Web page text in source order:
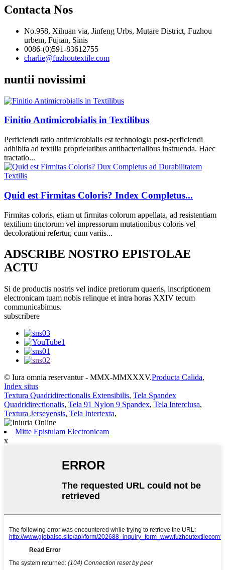
Contacta Nos
No.958, Xihuan via, Jinfeng Urbs, Mutare District, Fuzhou
urbem, Fujian, Sinis
0086-(0)591-83612755
charlie@fuzhoutextile.com
nuntii novissimi
Finitio Antimicrobialis in Textilibus
Perficiendi ratio antimicrobialis est technologia post-perficiendi
adhibita ad textilia proprietatibus antibacterialibus instruenda. Haec
tractatio...
Quid est Firmitas Coloris? Index Completus...
Firmitas coloris, etiam ut firmitas colorum appellata, ad resistentiam
textilium tinctorum vel impressorum mutationibus coloris vel
decolorationi refertur, cum variis...
ADSCRIBE NOSTRO EPISTOLAE
ACTU
Si de productis nostris vel indice pretiorum quaeris, inscriptionem
electronicam tuam nobis relinque et intra horas XXIV tecum
communicabimus.
subscribere
© Iura omnia reservantur - MMX-MMXXXV.Producta Calida,
Index situs
Textura Quadridirectionalis Extensibilis, Tela Spandex
Quadridirectionalis, Tela 91 Nylon 9 Spandex, Tela Interclusa,
Textura Jerseyensis, Tela Intertexta,
Mitte Epistulam Electronicam
x